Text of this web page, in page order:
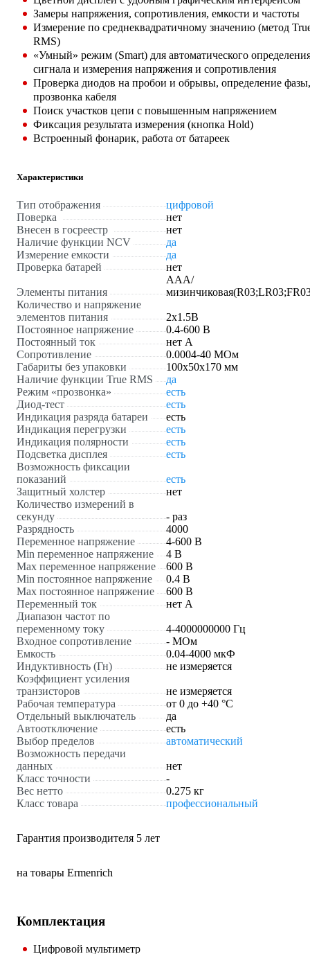
Замеры напряжения, сопротивления, емкости и частоты
Измерение по среднеквадратичному значению (метод
RMS)
«Умный» режим (Smart) для автоматического
сигнала и измерения напряжения и сопротивления
Проверка диодов на пробои и обрывы, определение фазы,
прозвонка кабеля
Поиск участков цепи с повышенным напряжением
Фиксация результата измерения (кнопка Hold)
Встроенный фонарик, работа от батареек
Характеристики
Тип отображения
цифровой
Поверка
нет
Внесен в госреестр
нет
Наличие функции NCV
да
Измерение емкости
да
Проверка батарей
нет
Элементы питания
AAA/
Количество и напряжение
элементов питания
2х1.5B
Постоянное напряжение
0.4-600 В
Постоянный ток
нет А
Сопротивление
0.0004-40 МОм
Габариты без упаковки
100x50x170 мм
Наличие функции True RMS
да
Режим «прозвонка»
есть
Диод-тест
есть
Индикация разряда батареи
есть
Индикация перегрузки
есть
Индикация полярности
есть
Подсветка дисплея
есть
Возможность фиксации
показаний
есть
Защитный холстер
нет
Количество измерений в
секунду
- раз
Разрядность
4000
Переменное напряжение
4-600 В
Min переменное напряжение
4 В
Max переменное напряжение
600 В
Min постоянное напряжение
0.4 В
Max постоянное напряжение
600 В
Переменный ток
нет А
Диапазон частот по
переменному току
4-4000000000 Гц
Входное сопротивление
- МОм
Емкость
0.04-4000 мкФ
Индуктивность (Гн)
не измеряется
Коэффициент усиления
транзисторов
не измеряется
Рабочая температура
от 0 до +40 °С
Отдельный выключатель
да
Автоотключение
есть
Выбор пределов
автоматический
Возможность передачи
данных
нет
Класс точности
-
Вес нетто
0.275 кг
Класс товара
профессиональный
Гарантия производителя 5 лет
на товары Ermenrich
Комплектация
Цифровой мультиметр